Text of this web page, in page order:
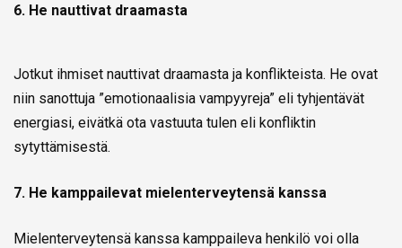
6. He nauttivat draamasta
Jotkut ihmiset nauttivat draamasta ja konflikteista. He ovat
niin sanottuja ”emotionaalisia vampyyreja” eli tyhjentävät
energiasi, eivätkä ota vastuuta tulen eli konfliktin
sytyttämisestä.
7. He kamppailevat mielenterveytensä kanssa
Mielenterveytensä kanssa kamppaileva henkilö voi olla